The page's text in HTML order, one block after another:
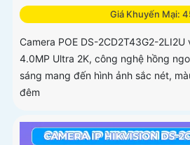
Giá Khuyến Mại:
Camera POE DS-2CD2T43G2-
4.0MP Ultra 2K, công nghệ hồng
sáng mang đến hình ảnh sắc nét,
đêm